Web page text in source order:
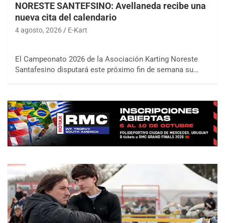
NORESTE SANTEFSINO: Avellaneda recibe una
nueva cita del calendario
4 agosto, 2026 E-Kart
El Campeonato 2026 de la Asociación Karting Noreste
Santafesino disputará este próximo fin de semana su…